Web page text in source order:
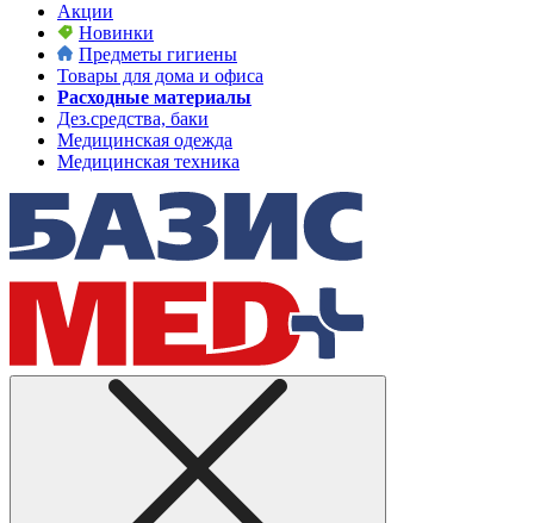
Акции
Новинки
Предметы гигиены
Товары для дома и офиса
Расходные материалы
Дез.средства, баки
Медицинская одежда
Медицинская техника